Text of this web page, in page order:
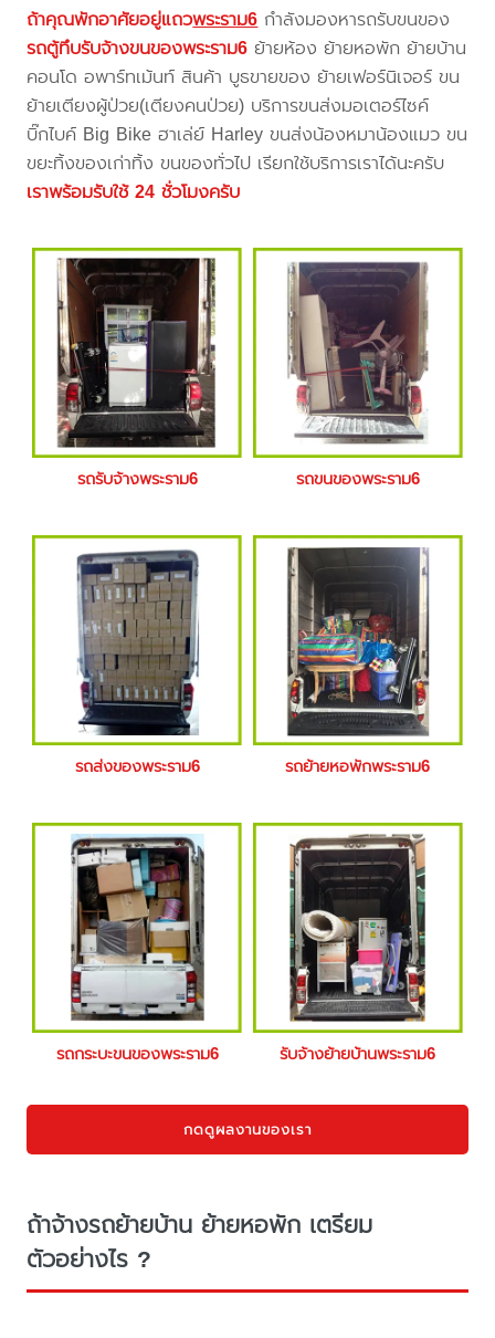
ถ้าคุณพักอาศัยอยู่แถวพระราม6 กำลังมองหารถรับขนของ
รถตู้ทึบรับจ้างขนของพระราม6 ย้ายห้อง ย้ายหอพัก ย้ายบ้าน
คอนโด อพาร์ทเม้นท์ สินค้า บูธขายของ ย้ายเฟอร์นิเจอร์ ขน
ย้ายเตียงผู้ป่วย(เตียงคนป่วย) บริการขนส่งมอเตอร์ไซค์
บิ๊กไบค์ Big Bike ฮาเล่ย์ Harley ขนส่งน้องหมาน้องแมว ขน
ขยะทิ้งของเก่าทิ้ง ขนของทั่วไป เรียกใช้บริการเราได้นะครับ
เราพร้อมรับใช้ 24 ชั่วโมงครับ
รถรับจ้างพระราม6 รถขนของพระราม6
รถส่งของพระราม6 รถย้ายหอพักพระราม6
รถกระบะขนของพระราม6 รับจ้างย้ายบ้านพระราม6
กดดูผลงานของเรา
ถ้าจ้างรถย้ายบ้าน ย้ายหอพัก เตรียม
ตัวอย่างไร ?